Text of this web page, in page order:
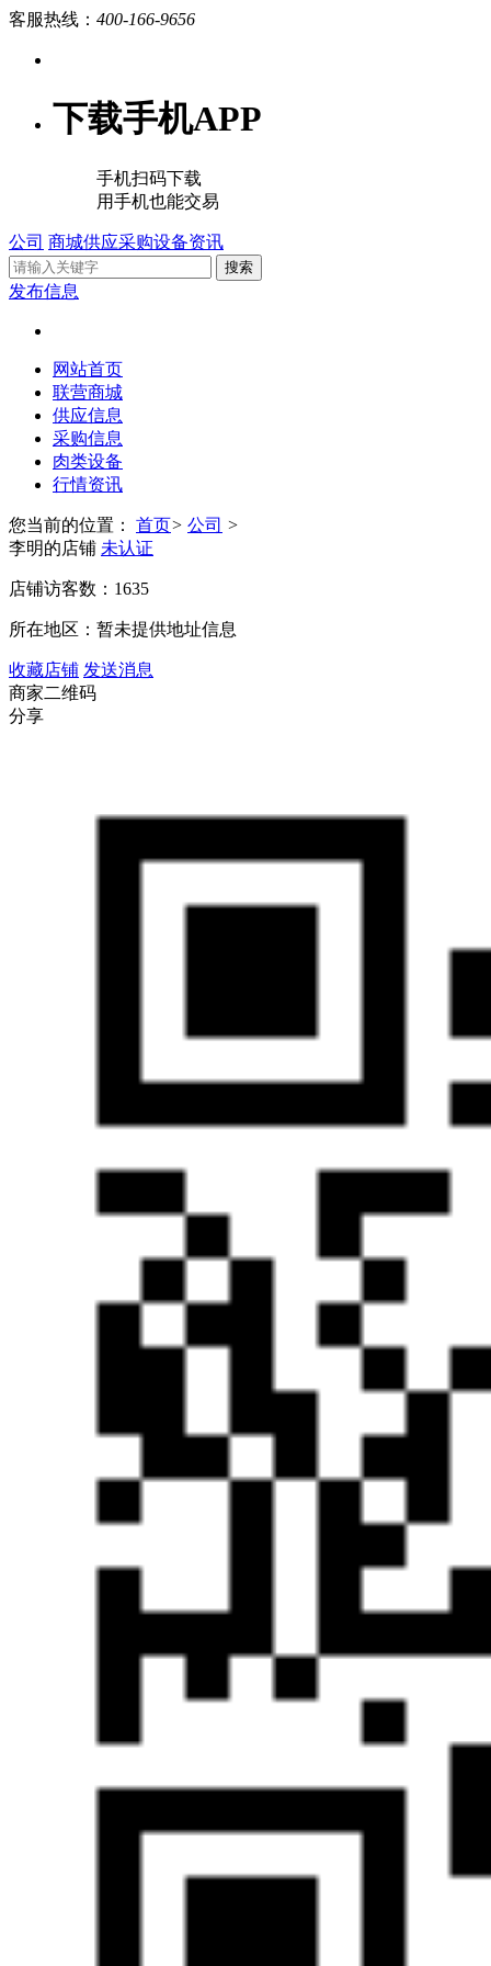
客服热线： 400-166-9656
下载手机APP
手机扫码下载
用手机也能交易
公司 商城供应采购设备资讯
搜索
发布信息
网站首页
联营商城
供应信息
采购信息
肉类设备
行情资讯
您当前的位置： 首页> 公司 >
李明的店铺 未认证
店铺访客数： 1635
所在地区：暂未提供地址信息
收藏店铺 发送消息
商家二维码
分享